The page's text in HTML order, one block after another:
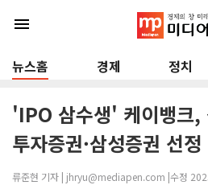
menu
뉴스홈 경제 정치
'IPO 삼수생' 케이뱅크,
투자증권·삼성증권 선정
류준현 기자 | jhryu@mediapen.com |수정